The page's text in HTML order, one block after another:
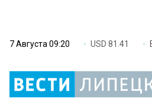
7 Августа 09:20 USD 81.41